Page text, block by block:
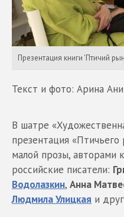
Презентация книги 'Птичий
Текст и фото: Арина
В шатре
презентация
малой прозы, авторами
российские писатели:
Водолазкин, Анна
Людмила Улицкая и